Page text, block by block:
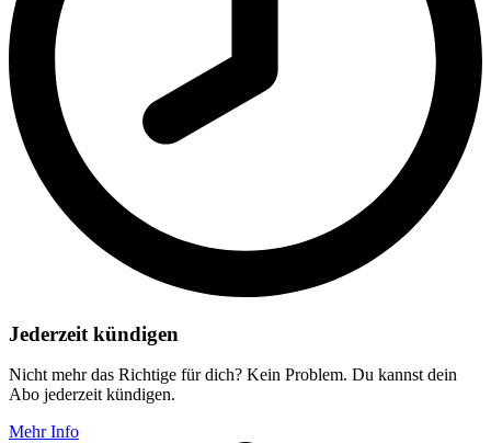
Jederzeit kündigen
Nicht mehr das Richtige für dich? Kein Problem. Du kannst dein
Abo jederzeit kündigen.
Mehr Info